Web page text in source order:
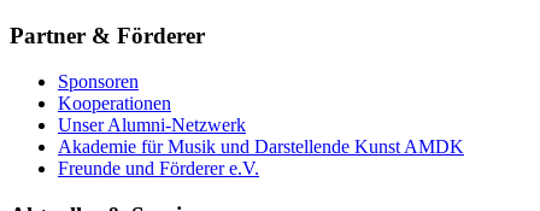
Partner & Förderer
Sponsoren
Kooperationen
Unser Alumni-Netzwerk
Akademie für Musik und Darstellende Kunst AMDK
Freunde und Förderer e.V.